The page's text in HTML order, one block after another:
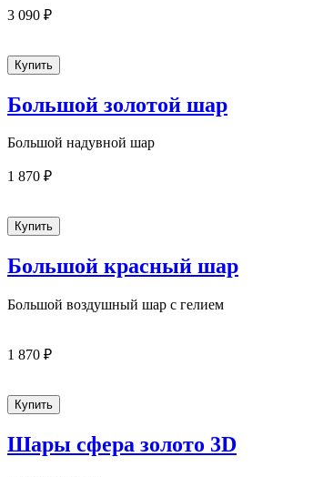
3 090 ₽
Большой золотой шар
Большой надувной шар
1 870 ₽
Большой красный шар
Большой воздушный шар с гелием
1 870 ₽
Шары сфера золото 3D